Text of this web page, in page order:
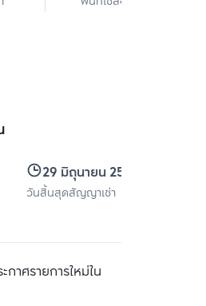
29 มิถุนายน 2567
วันสิ้นสุดสัญญาเช่า
าศรายการใหม่ใน